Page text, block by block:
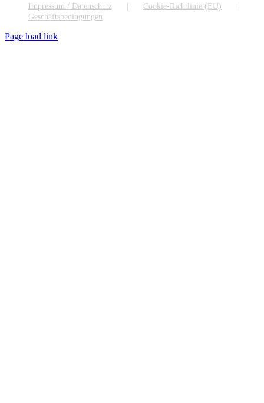
SPRECHSTUNDE
Impressum / Datenschutz
Cookie-Richtlinie (EU)
Geschäftsbedingungen
Page load link